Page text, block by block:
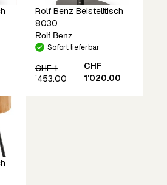
Rolf Benz Beistelltisch
8030
Rolf Benz
Sofort lieferbar
CHF 1
´453.00
CHF
1'020.00